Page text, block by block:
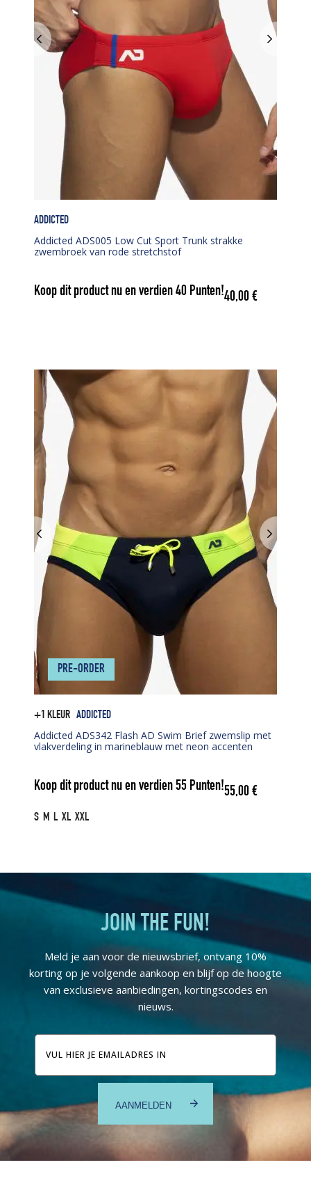
ADDICTED
Addicted ADS005 Low Cut Sport Trunk strakke
zwembroek van rode stretchstof
Koop dit product nu en verdien40 Punten!40,00€
+1 KLEUR ADDICTED
Addicted ADS342 Flash AD Swim Brief zwemslip met
vlakverdeling in marineblauw met neon accenten
Koop dit product nu en verdien55 Punten!55,00€
S M L XL XXL
PRE-ORDER
JOIN THE FUN!
Meld je aan voor de nieuwsbrief, ontvang 10%
korting op je volgende aankoop en blijf op de hoogte
van exclusieve aanbiedingen, kortingscodes en
nieuws.
E-
mailadres